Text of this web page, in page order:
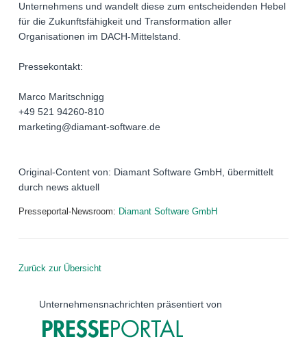
Unternehmens und wandelt diese zum entscheidenden Hebel
für die Zukunftsfähigkeit und Transformation aller
Organisationen im DACH-Mittelstand.
Pressekontakt:
Marco Maritschnigg
+49 521 94260-810
marketing@diamant-software.de
Original-Content von: Diamant Software GmbH, übermittelt
durch news aktuell
Presseportal-Newsroom: Diamant Software GmbH
Zurück zur Übersicht
Unternehmensnachrichten präsentiert von